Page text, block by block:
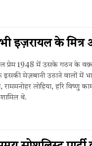
इज़रायल के मित्र
प्रेम 1948 में उसके गठन के
मेज़बानी उठाने वालों में
लोहिया, हरि विष्णु
थे.